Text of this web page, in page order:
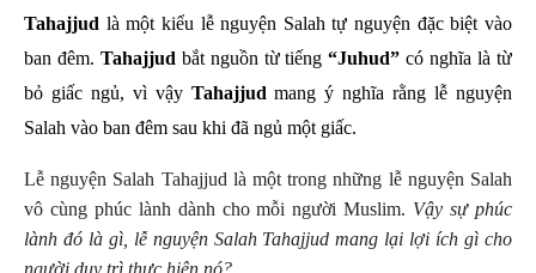
Tahajjud là một kiểu lễ nguyện Salah tự nguyện đặc biệt vào
ban đêm. Tahajjud bắt nguồn từ tiếng“Juhud” có nghĩa là từ
bỏ giấc ngủ, vì vậy Tahajjud mang ý nghĩa rằng lễ nguyện
Salah vào ban đêm sau khi đã ngủ một giấc.
Lễ nguyện Salah Tahajjud là một trong những lễ nguyện Salah
vô cùng phúc lành dành cho mỗi người Muslim. Vậy sự phúc
lành đó là gì, lễ nguyện Salah Tahajjud mang lại lợi ích gì cho
người duy trì thực hiện nó?